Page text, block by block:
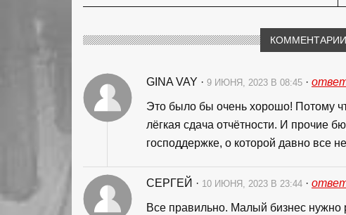
GINA VAY · 9 ИЮНЯ, 2023 В 08:45 ·
Это было бы очень хорошо! Потому
лёгкая сдача отчётности. И прочие
господдержке, о которой давно все
СЕРГЕЙ · 10 ИЮНЯ, 2023 В 23:44 ·
Все правильно. Малый бизнес нужно